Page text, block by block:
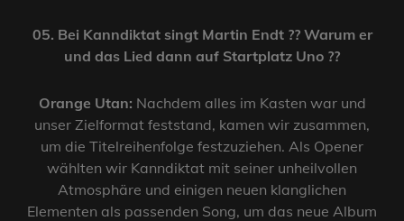
05. Bei Kanndiktat singt Martin Endt ?? Warum er
und das Lied dann auf Startplatz Uno ??
Orange Utan: Nachdem alles im Kasten war und
unser Zielformat feststand, kamen wir zusammen,
um die Titelreihenfolge festzuziehen. Als Opener
wählten wir Kanndiktat mit seiner unheilvollen
Atmosphäre und einigen neuen klanglichen
Elementen als passenden Song, um das neue Album